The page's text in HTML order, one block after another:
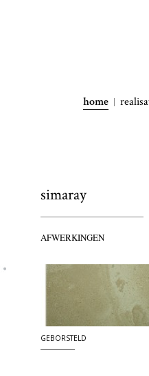
home
simaray
AFWERKINGEN
GEBORSTELD